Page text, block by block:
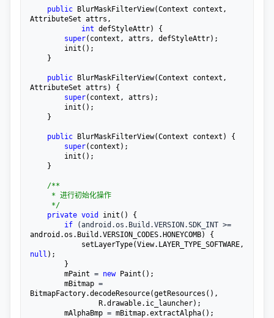
public BlurMaskFilterView(Context context,
AttributeSet attrs,
int defStyleAttr) {
super(context, attrs, defStyleAttr);
public BlurMaskFilterView(Context context,
AttributeSet attrs) {
super(context, attrs);
public BlurMaskFilterView(Context context) {
super(context);
/**
*/
private void
init() {
if (android.os.Build.VERSION.SDK_INT >=
android.os.Build.VERSION_CODES.HONEYCOMB) {
null );
        mPaint
= new Paint();
        mBitmap
=
BitmapFactory.decodeResource(getResources(),
        mAlphaBmp
= mBitmap.extractAlpha();